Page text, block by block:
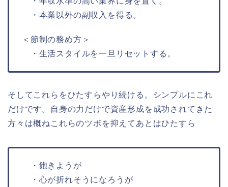
・本業以外の副収入を得る。
＜節制の務め方＞
・生活スタイルを一旦リセットする。
そしてこれらをひたすらやり続ける。シンプルにこれ
だけです。自身の力だけで資産形成を成功されてきた
方々は概ねこれらのツボを抑えてあとはひたすら
・飽きようが
・心が折れそうになろうが